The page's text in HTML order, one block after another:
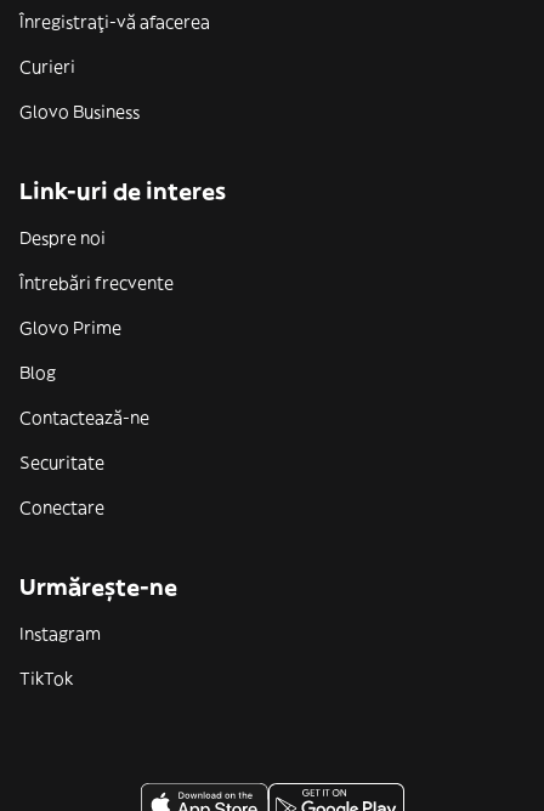
Înregistrați-vă afacerea
Curieri
Glovo Business
Link-uri de interes
Despre noi
Întrebări frecvente
Glovo Prime
Blog
Contactează-ne
Securitate
Conectare
Urmărește-ne
Instagram
TikTok